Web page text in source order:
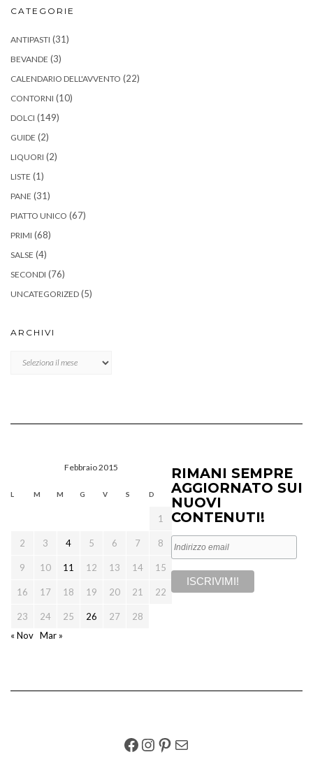
CATEGORIE
ANTIPASTI (31)
BEVANDE (3)
CALENDARIO DELL'AVVENTO (22)
CONTORNI (10)
DOLCI (149)
GUIDE (2)
LIQUORI (2)
LISTE (1)
PANE (31)
PIATTO UNICO (67)
PRIMI (68)
SALSE (4)
SECONDI (76)
UNCATEGORIZED (5)
ARCHIVI
Febbraio 2015
L M M G V S D
1
2 3 4 5 6 7 8
9 10 11 12 13 14 15
16 17 18 19 20 21 22
23 24 25 26 27
28
« Nov Mar »
RIMANI SEMPRE
AGGIORNATO SUI
NUOVI
CONTENUTI!
FACEBOOK
INSTAGRAM
PINTEREST
EMAIL